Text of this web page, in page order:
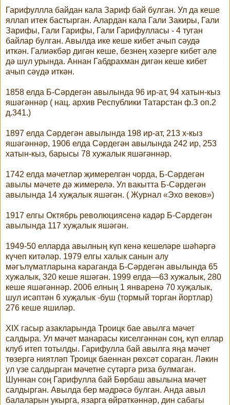
Гарифуллла байдан кала Зариф бай булган. Ул да кеше
яллап итек бастырган. Алардан кала Гали Закиры, Гали
Зарифы, Гали Гарифы, Гали Гарифулласы - 4 туган
байлар булган. Авылда ике кеше кибет ачып сәудә
иткән. Галиәкбәр дигән кеше, безнең хәзерге кибет әле
дә шул урында. Аннан Габдрахман дигән кеше кибет
ачып сәүдә иткән.
1858 елда Б-Сәрдегән авылында 96 ир-ат, 94 хатын-кыз
яшәгәннәр ( нац. архив Республики Татарстан ф.З оп.2
д.341.)
1897 елда Сәрдегән авылында 198 ир-ат, 213 х-кыз
яшәгәннәр, 1906 елда Сәрдегән авылында 242 ир, 253
хатын-кыз, барысы 78 хужалык яшәгәннәр.
1742 елда мәчетләр җимерелгән чорда, Б-Сәрдегән
авылы мәчете дә жимерелә. Ул вакытта Б-Сәрдегән
авылында 14 хуҗалык яшәгән. ( Журнал «Эхо веков»)
1917 елгы Октябрь революциясенә кадәр Б-Сәрдегән
авылында 117 хуҗалык яшәгән.
1949-50 елларда авылның күп кенә кешеләре шәһәргә
күчеп китәләр. 1979 елгы халык санын алу
мәгълүматларына караганда Б-Сәрдегән авылында 65
хужалык, 320 кеше яшәгән. 1999 елда—63 хужалык, 280
кеше яшәгәннәр. 2006 елның 1 январенә 70 хуҗалык,
шул исәптән 6 хуҗалык -буш (тормый торган йортлар)
276 кеше яшиләр.
XIX гасыр азакларында Троицк бае авылга мәчет
салдыра. Ул мәчет манарасы киселгәннән соң, күп еллар
клуб итеп тотылды. Гарифулла бай авылга яңа мәчет
төзергә ниятләп Троицк баеннан рөхсәт сораган. Ләкин
ул үзе салдырган мәчетне сүтәргә риза булмаган.
Шуннан соң Гарифулла бай Бөрбаш авылына мәчет
салдырган. Авылда бер мәдрәсә булган. Анда авыл
балаларын укырга, язарга өйрәткәннәр, дин сабагы